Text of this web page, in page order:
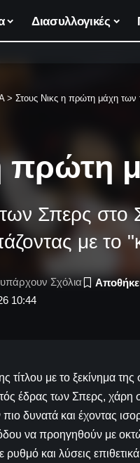
Διασυλλογικές
> Στους Νικς η πρώτη μάχη των
πρώτη
Σπερς στο
με το
10:44
Σχόλια
τίτλου με το ξεκίνημα
έδρας των Σπερς, χάρη
δυνατά και έχοντας
να προηγηθούν με
και λύσεις